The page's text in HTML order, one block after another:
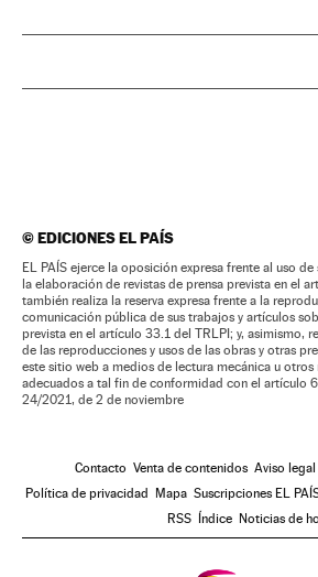
©EDICIONES EL PAÍS
EL PAÍS ejerce la oposición expresa frente al uso
la elaboración de revistas de prensa prevista en el
también realiza la reserva expresa frente a la
comunicación pública de sus trabajos y artículos
prevista en el artículo 33.1 del TRLPI; y, asimismo,
de las reproducciones y usos de las obras y otras
este sitio web a medios de lectura mecánica u otros
adecuados a tal fin de conformidad con el artículo
24/2021, de 2 de noviembre
Contacto Venta de contenidos Aviso legal
Política de privacidad
Mapa Suscripciones EL
RSS
Índice Noticias de